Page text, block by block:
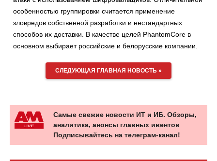
особенностью группировки считается применение
зловредов собственной разработки и нестандартных
способов их доставки. В качестве целей PhantomCore в
основном выбирает российские и белорусские компании.
СЛЕДУЮЩАЯ ГЛАВНАЯ НОВОСТЬ »
Самые свежие новости ИТ и ИБ. Обзоры,
аналитика, анонсы главных ивентов
Подписывайтесь на телеграм-канал!